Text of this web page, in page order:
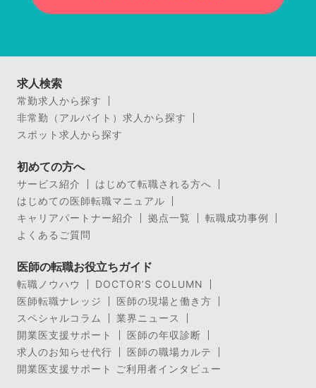
求人検索
常勤求人から探す
非常勤（アルバイト）求人から探す
スポット求人から探す
初めての方へ
サービス紹介
はじめて転職される方へ
はじめての医師転職マニュアル
キャリアパートナー紹介
拠点一覧
転職成功事例
よくあるご質問
医師の転職お役立ちガイド
転職ノウハウ
DOCTOR’S COLUMN
医師転職ナレッジ
医師の現場と働き方
スペシャルコラム
業界ニュース
開業医支援サポート
医師の年収診断
求人のお知らせ代行
医師の職場カルテ
開業医支援サポート ご利用者インタビュー